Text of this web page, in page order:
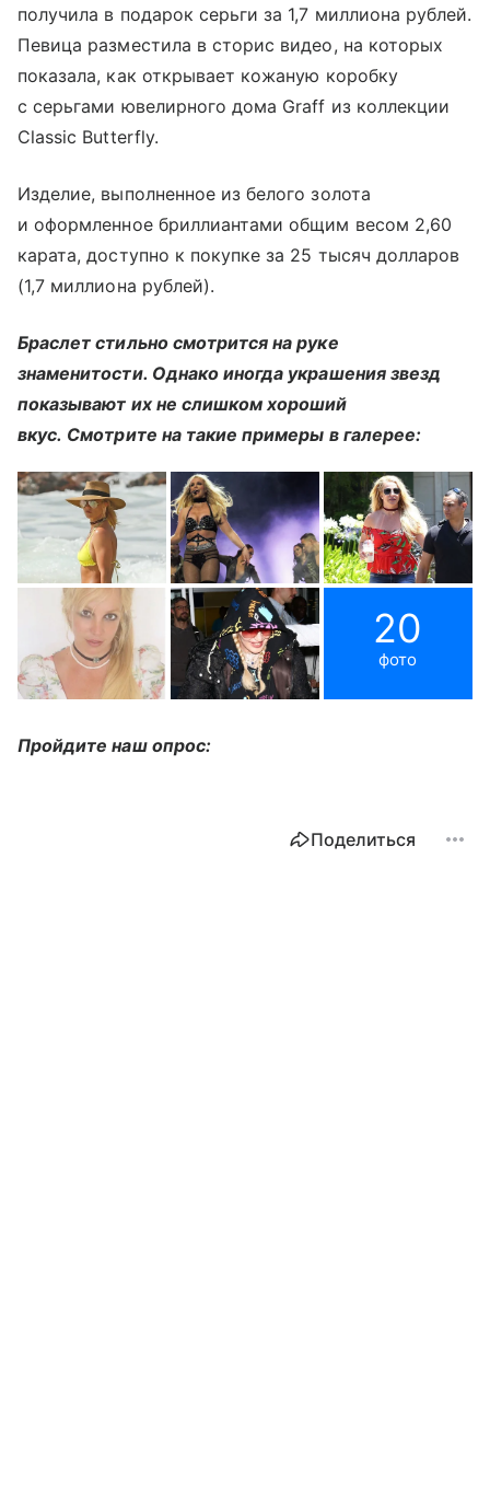
получила в подарок серьги за 1,7 миллиона рублей.
Певица разместила в сторис видео, на которых
показала, как открывает кожаную коробку
с серьгами ювелирного дома Graff из коллекции
Classic Butterfly.
Изделие, выполненное из белого золота
и оформленное бриллиантами общим весом 2,60
карата, доступно к покупке за 25 тысяч долларов
(1,7 миллиона рублей).
Браслет стильно смотрится на руке
знаменитости. Однако иногда украшения звезд
показывают их не слишком хороший
вкус. Смотрите на такие примеры в галерее:
20
фото
Пройдите наш опрос:
Поделиться